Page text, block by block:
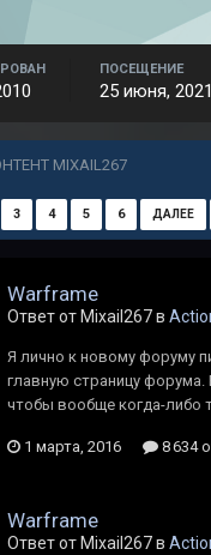
ПОСЕЩЕНИЕ
25 июня, 2021
MIXAIL267
3 4 5 6 ДАЛЕЕ
Warframe
Ответ от Mixail267 в
Я лично к новому форуму
главную страницу форума.
чтобы вообще когда-либо
1 марта, 2016 8 634
Warframe
Ответ от Mixail267 в